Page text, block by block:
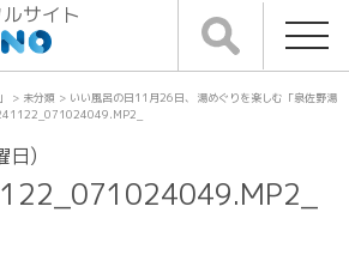
サイト
> 未分類 > いい風呂の日11月26日、湯めぐりを楽しむ「泉佐野湯
日)